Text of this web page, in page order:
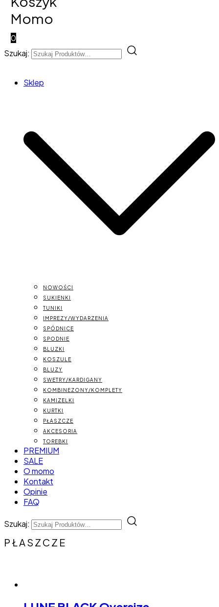
0
Szukaj:
Sklep
NOWOŚCI
SUKIENKI
TUNIKI
IMPREZY/WYDARZENIA
SPÓDNICE
SPODNIE
BLUZKI
KOSZULE
BLUZY
SWETRY/KARDIGANY
KOMBINEZONY/KOMPLETY
KAMIZELKI
KURTKI
PŁASZCZE
AKCESORIA
TOREBKI
PREMIUM
SALE
O momo
Kontakt
Opinie
FAQ
Szukaj:
PŁASZCZE